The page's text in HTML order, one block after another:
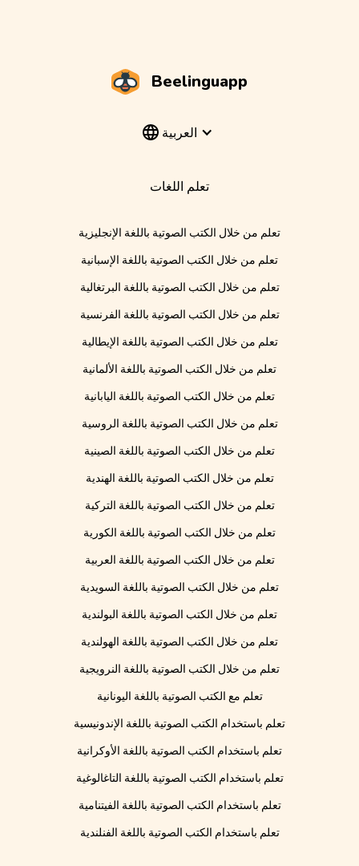
Beelinguapp
العربية
تعلم اللغات
تعلم من خلال الكتب الصوتية باللغة الإنجليزية
تعلم من خلال الكتب الصوتية باللغة الإسبانية
تعلم من خلال الكتب الصوتية باللغة البرتغالية
تعلم من خلال الكتب الصوتية باللغة الفرنسية
تعلم من خلال الكتب الصوتية باللغة الإيطالية
تعلم من خلال الكتب الصوتية باللغة الألمانية
تعلم من خلال الكتب الصوتية باللغة اليابانية
تعلم من خلال الكتب الصوتية باللغة الروسية
تعلم من خلال الكتب الصوتية باللغة الصينية
تعلم من خلال الكتب الصوتية باللغة الهندية
تعلم من خلال الكتب الصوتية باللغة التركية
تعلم من خلال الكتب الصوتية باللغة الكورية
تعلم من خلال الكتب الصوتية باللغة العربية
تعلم من خلال الكتب الصوتية باللغة السويدية
تعلم من خلال الكتب الصوتية باللغة البولندية
تعلم من خلال الكتب الصوتية باللغة الهولندية
تعلم من خلال الكتب الصوتية باللغة النرويجية
تعلم مع الكتب الصوتية باللغة اليونانية
تعلم باستخدام الكتب الصوتية باللغة الإندونيسية
تعلم باستخدام الكتب الصوتية باللغة الأوكرانية
تعلم باستخدام الكتب الصوتية باللغة التاغالوغية
تعلم باستخدام الكتب الصوتية باللغة الفيتنامية
تعلم باستخدام الكتب الصوتية باللغة الفنلندية